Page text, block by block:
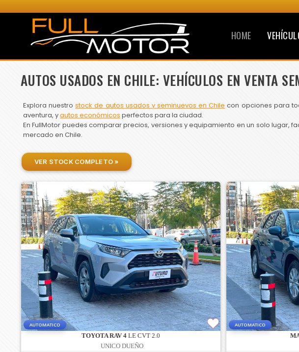
HOME
AUTOS USADOS EN CHILE: VEHÍCULOS EN VENTA
Explora nuestrostock de autos usados y seminuevos en Chile con opciones para
aventura, yautos económicos perfectos para la ciudad.
En FullMotor puedes comparar precios, versiones y equipamiento en un solo lugar,
mercado en Chile.
VER STOCK COMPLETO »
AUTOMATICO
TOYOTA RAV 4 LE CVT 2.0
UNICO DUEÑO
AUTOMATICO